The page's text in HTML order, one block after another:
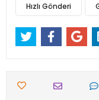
Hızlı Gönderi